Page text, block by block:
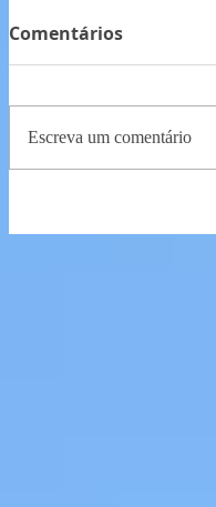
Comentários
Escreva um comentário